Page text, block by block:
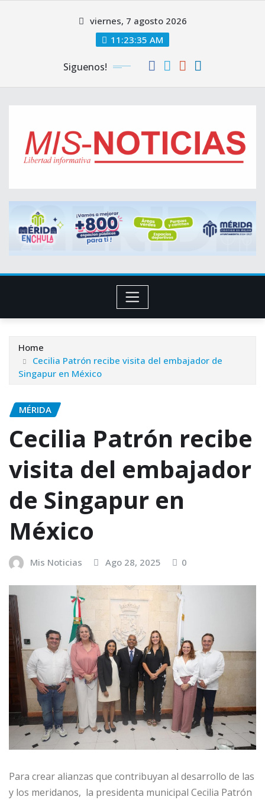
viernes, 7 agosto 2026
11:23:36 AM
Siguenos!
Home
Cecilia Patrón recibe visita del embajador de
Singapur en México
MÉRIDA
Cecilia Patrón recibe
visita del embajador
de Singapur en
México
Mis Noticias Ago 28, 2025 0
Para crear alianzas que contribuyan al desarrollo de las
y los meridanos, la presidenta municipal Cecilia Patrón